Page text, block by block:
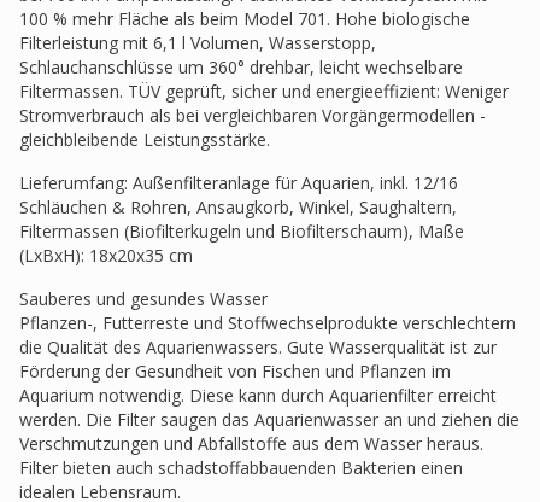
100 % mehr Fläche als beim Model 701. Hohe biologische
Filterleistung mit 6,1 l Volumen, Wasserstopp,
Schlauchanschlüsse um 360° drehbar, leicht wechselbare
Filtermassen. TÜV geprüft, sicher und energieeffizient: Weniger
Stromverbrauch als bei vergleichbaren Vorgängermodellen -
gleichbleibende Leistungsstärke.
Lieferumfang: Außenfilteranlage für Aquarien, inkl. 12/16
Schläuchen & Rohren, Ansaugkorb, Winkel, Saughaltern,
Filtermassen (Biofilterkugeln und Biofilterschaum), Maße
(LxBxH): 18x20x35 cm
Sauberes und gesundes Wasser
Pflanzen-, Futterreste und Stoffwechselprodukte verschlechtern
die Qualität des Aquarienwassers. Gute Wasserqualität ist zur
Förderung der Gesundheit von Fischen und Pflanzen im
Aquarium notwendig. Diese kann durch Aquarienfilter erreicht
werden. Die Filter saugen das Aquarienwasser an und ziehen die
Verschmutzungen und Abfallstoffe aus dem Wasser heraus.
Filter bieten auch schadstoffabbauenden Bakterien einen
idealen Lebensraum.